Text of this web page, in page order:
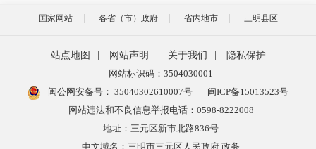
国家网站 各省（市）政府 省内地市 三明县区
站点地图 | 网站声明 | 关于我们 |
隐私保护
网站标识码：3504030001
闽公网安备号： 35040302610007号
闽ICP备15013523号
网站违法和不良信息举报电话：0598-8222008
地址：三元区新市北路836号
中文域名：三明市三元区人民政府.政务